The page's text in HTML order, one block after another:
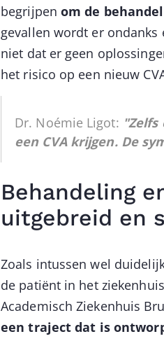
begrijpen om de
gevallen wordt er ondanks
niet dat er geen
het risico op een nieuw
Dr. Noémie Ligot:
een CVA krijgen. De
Behandeling
uitgebreid en
Zoals intussen wel
de patiënt in het
Academisch Ziekenhuis
een traject dat is